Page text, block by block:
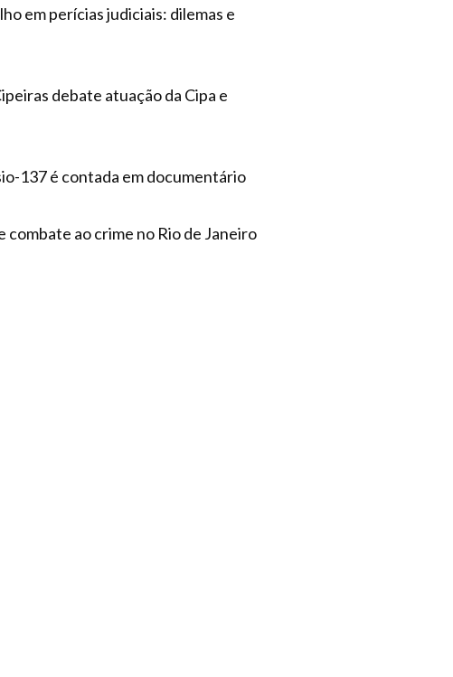
em perícias judiciais: dilemas e
debate atuação da Cipa e
137 é contada em documentário
ao crime no Rio de Janeiro